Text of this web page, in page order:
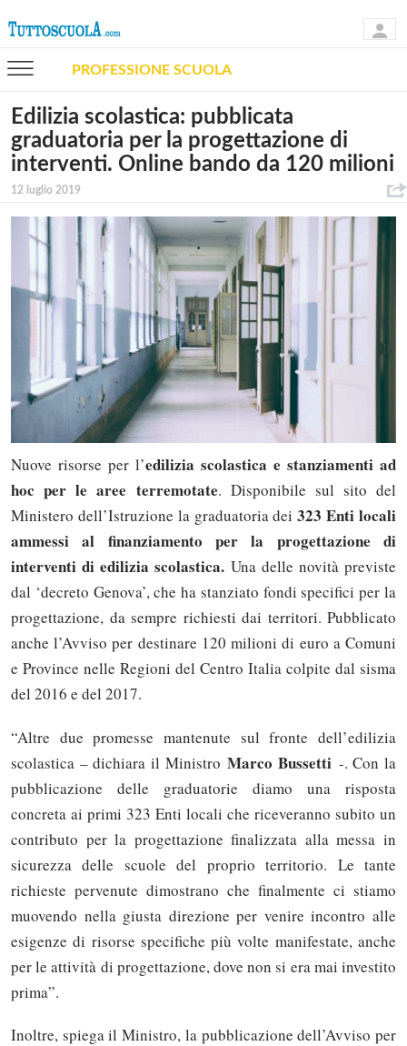
PROFESSIONE SCUOLA
Edilizia scolastica: pubblicata
graduatoria per la progettazione di
interventi. Online bando da 120 milioni
12 luglio 2019
Nuove risorse per l’edilizia scolastica e stanziamenti ad
hoc per le aree terremotate. Disponibile sul sito del
Ministero dell’Istruzione la graduatoria dei323 Enti locali
ammessi al finanziamento per la progettazione di
interventi di edilizia scolastica. Una delle novità previste
dal ‘decreto Genova’, che ha stanziato fondi specifici per la
progettazione, da sempre richiesti dai territori. Pubblicato
anche l’Avviso per destinare 120 milioni di euro a Comuni
e Province nelle Regioni del Centro Italia colpite dal sisma
del 2016 e del 2017.
“Altre due promesse mantenute sul fronte dell’edilizia
scolastica – dichiara il MinistroMarco Bussetti -. Con la
pubblicazione delle graduatorie diamo una risposta
concreta ai primi 323 Enti locali che riceveranno subito un
contributo per la progettazione finalizzata alla messa in
sicurezza delle scuole del proprio territorio. Le tante
richieste pervenute dimostrano che finalmente ci stiamo
muovendo nella giusta direzione per venire incontro alle
esigenze di risorse specifiche più volte manifestate, anche
per le attività di progettazione, dove non si era mai investito
prima”.
Inoltre, spiega il Ministro, la pubblicazione dell’Avviso per